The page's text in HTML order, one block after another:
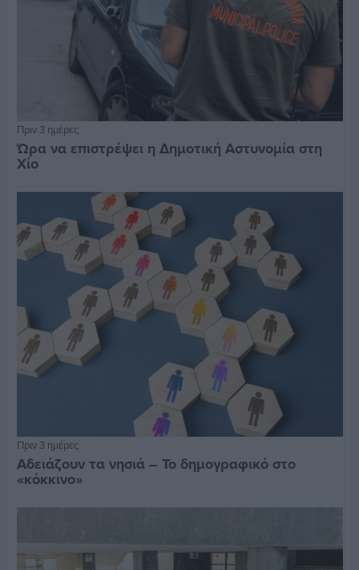
Πριν 3 ημέρες
Ώρα να επιστρέψει η Δημοτική Αστυνομία στη
Χίο
Πριν 3 ημέρες
Αδειάζουν τα νησιά – Το δημογραφικό στο
«κόκκινο»